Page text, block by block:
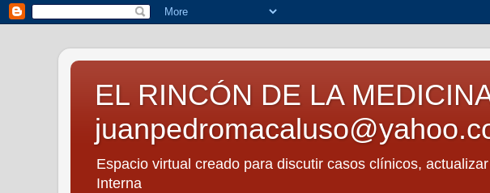
EL RINCÓN DE LA
Espacio virtual creado para discutir casos clínicos,
Interna